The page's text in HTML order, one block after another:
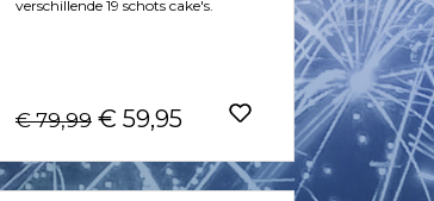
verschillende 19 schots cake's.
€ 79,99 € 59,95